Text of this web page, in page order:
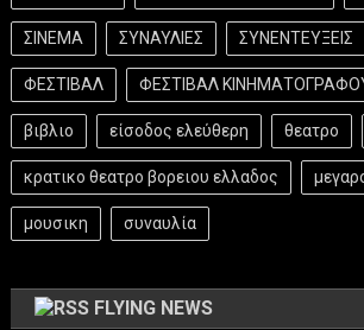
ΣΙΝΕΜΑ ΣΥΝΑΥΛΙΕΣ ΣΥΝΕΝΤΕΥΞΕΙΣ
ΦΕΣΤΙΒΑΛ ΦΕΣΤΙΒΑΛ
βιβλιο είσοδος ελεύθερη θεατρο
κρατικο θεατρο βορειου ελλαδος
μουσικη συναυλία
FLYING NEWS